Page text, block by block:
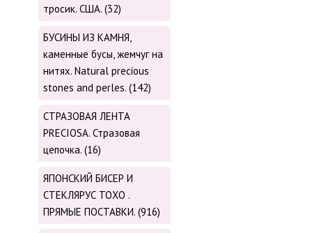
тросик. США. (32)
БУСИНЫ ИЗ КАМНЯ,
каменные бусы, жемчуг на
нитях. Natural precious
stones and perles. (142)
СТРАЗОВАЯ ЛЕНТА
PRECIOSA. Стразовая
цепочка. (16)
ЯПОНСКИЙ БИСЕР И
СТЕКЛЯРУС TOХО .
ПРЯМЫЕ ПОСТАВКИ. (916)